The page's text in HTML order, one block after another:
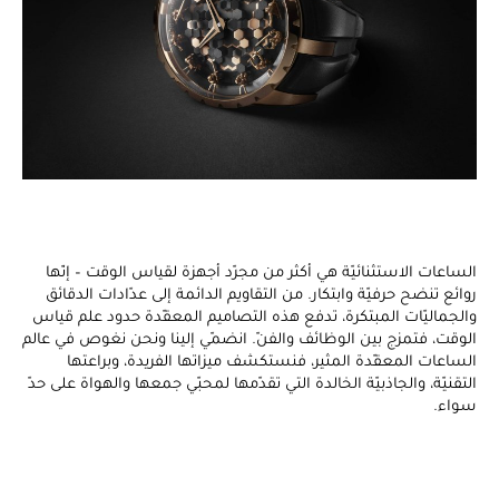
الساعات الاستثنائيّة هي أكثر من مجرّد أجهزة لقياس الوقت – إنّها
روائع تنضح حرفيّة وابتكار. من التقاويم الدائمة إلى عدّادات الدقائق
والجماليّات المبتكرة، تدفع هذه التصاميم المعقّدة حدود علم قياس
الوقت، فتمزج بين الوظائف والفنّ. انضمّي إلينا ونحن نغوص في عالم
الساعات المعقّدة المثير، فنستكشف ميزاتها الفريدة، وبراعتها
التقنيّة، والجاذبيّة الخالدة التي تقدّمها لمحبّي جمعها والهواة على حدّ
سواء.